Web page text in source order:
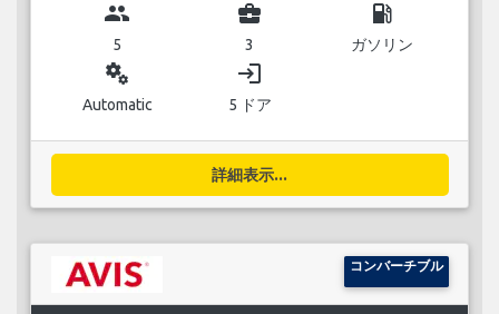
group
5
business_center
3
local_gas_station
ガソリン
miscellaneous_services
Automatic
login
5 ドア
詳細表示...
コンバーチブル